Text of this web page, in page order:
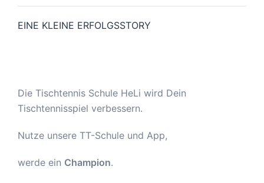
EINE KLEINE ERFOLGSSTORY
Die Tischtennis Schule HeLi wird Dein
Tischtennisspiel verbessern.
Nutze unsere TT-Schule und App,
werde ein Champion.